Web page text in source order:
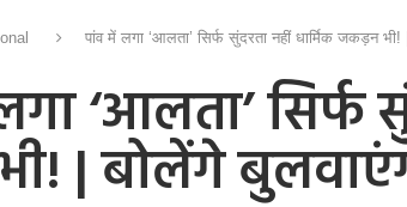
पांव में लगा ‘आलता’ सिर्फ सुंदरता नहीं धार्मिक जकड़न
‘आलता’ सिर्फ
| बोलेंगे